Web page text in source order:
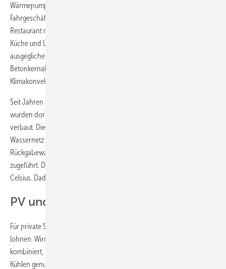
Wärmepumpen von Tecalor, die in Kaskade arbeiten. Neben
Fahrgeschäften verfügt der isländische Themenbereich über ein
Restaurant mit 50 Sitzplätzen und einen Shop. Im Gästebereich, in
Küche und Lager werden hohe Temperaturen im Sommer
ausgeglichen. Ein bedarfsgerechtes System setzt eine
Betonkernaktivierung ein. Eine Lüftungsanlage, Türluftschleier und
Klimakonvektoren tun ihr Übriges.
Seit Jahren setzt der Europa-Park auf Wärmepumpen. Insgesamt
wurden dort bereits 36 Wärmepumpen von Tecalor an 25 Standorten
verbaut. Die künstlichen Seen mit Wasserspielen und das gesamte
Wassernetz werden aus mehreren Tiefbrunnen gespeist. Das
Rückgabewasser wird dem Kreislauf bei etwa elf Grad Celsius
zugeführt. Die Wärmepumpen entziehen dem Wasser rund vier Grad
Celsius. Dadurch wird der Einsatz bereits wirtschaftlich.
PV und Wärme
Für private Solardachbesitzer kann eine Wärmepumpe sich ebenfalls
lohnen. Wird die Photovoltaik-Anlage mit einer Wärmepumpe
kombiniert, kann der selbst erzeugte Strom auch zum Heizen oder
Kühlen genutzt werden. Effiziente Anlagenkonzepte aus Photovoltaik